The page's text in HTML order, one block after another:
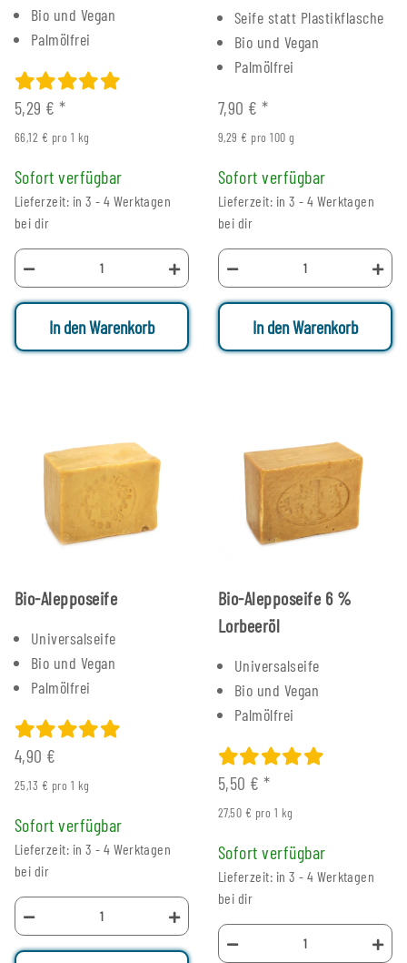
Bio und Vegan
Palmölfrei
5,29 €*
66,12 € pro 1 kg
Sofort verfügbar
Lieferzeit: in 3 - 4 Werktagen
bei dir
In den Warenkorb
Seife statt Plastikflasche
Bio und Vegan
Palmölfrei
7,90 €*
9,29 € pro 100 g
Sofort verfügbar
Lieferzeit: in 3 - 4 Werktagen
bei dir
In den Warenkorb
Bio-Alepposeife
Universalseife
Bio und Vegan
Palmölfrei
4,90 €
25,13 € pro 1 kg
Sofort verfügbar
Lieferzeit: in 3 - 4 Werktagen
bei dir
Bio-Alepposeife 6 %
Lorbeeröl
Universalseife
Bio und Vegan
Palmölfrei
5,50 €*
27,50 € pro 1 kg
Sofort verfügbar
Lieferzeit: in 3 - 4 Werktagen
bei dir